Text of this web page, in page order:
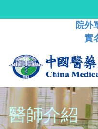
院外
實
醫師介紹